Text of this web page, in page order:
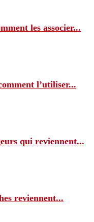
les associer...
l’utiliser...
qui reviennent...
reviennent...